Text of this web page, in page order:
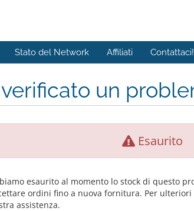
Stato del Network Affiliati Contattaci!
un
Esaurito
esaurito al momento lo stock di questo
ordini fino a nuova fornitura. Per
assistenza.